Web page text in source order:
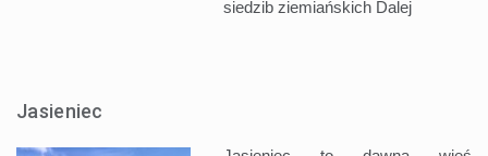
siedzib ziemiańskich Dalej
Jasieniec